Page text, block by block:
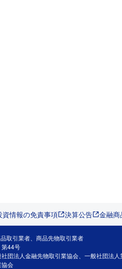
資情報の免責事項 決算公告 金融
取引業者、商品先物取引業者
第44号
団法人金融先物取引業協会、一般社団法
協会